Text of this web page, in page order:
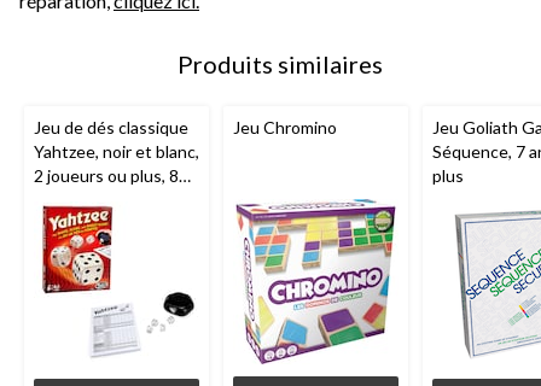
Produits similaires
Jeu de dés classique
Yahtzee, noir et blanc,
2 joueurs ou plus, 8
ans ou plus, pour
anniversaire/cadeau-
surprise
Jeu Chromino
Jeu Goliath
Séquence, 7
plus